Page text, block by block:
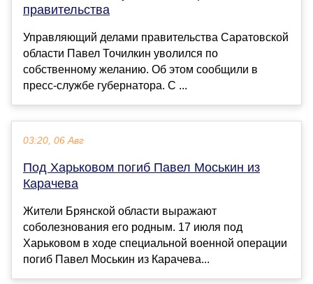
правительства
Управляющий делами правительства Саратовской
области Павел Точилкин уволился по
собственному желанию. Об этом сообщили в
пресс-службе губернатора. С ...
03:20, 06 Авг
Под Харьковом погиб Павел Моськин из
Карачева
Жители Брянской области выражают
соболезнования его родным. 17 июля под
Харьковом в ходе специальной военной операции
погиб Павел Моськин из Карачева...